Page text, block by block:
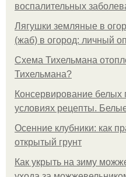
воспалительных
Лягушки земляные в
(жаб) в огород: личный
Схема Тихельмана
Тихельмана?
Консервирование
условиях рецепты.
Осенние клубники: как
открытый грунт
Как укрыть на зиму